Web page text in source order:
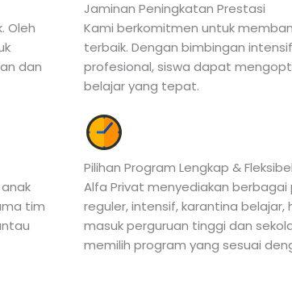
Oleh
dan
tim
Jaminan Peningkatan Prestasi
Kami berkomitmen untuk
terbaik. Dengan bimbingan
profesional, siswa dapat
belajar yang tepat.
Pilihan Program Lengkap & Fleksibel
Alfa Privat menyediakan
reguler, intensif, karantina belajar,
masuk perguruan tinggi dan
memilih program yang sesuai